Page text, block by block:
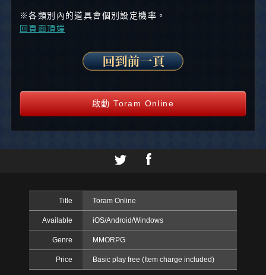
※各類別內的道具會個別設定機率。
回頁面頂端
啟動 Toram Online
Title Toram Online
Available iOS/Android/Windows
Genre MMORPG
Price Basic play free (Item charge included)